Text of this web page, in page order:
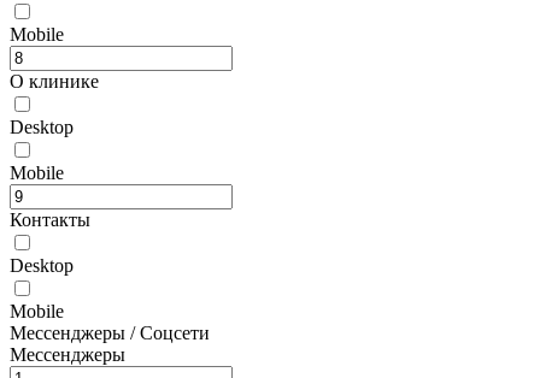
Mobile
О клинике
Desktop
Mobile
Контакты
Desktop
Mobile
Мессенджеры / Соцсети
Мессенджеры